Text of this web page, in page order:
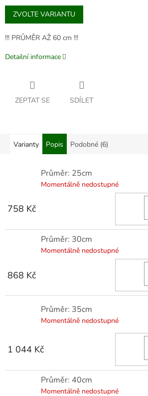
Měrná
cena:
ZVOLTE VARIANTU
!!! PRŮMĚR AŽ 60 cm !!!
Detailní informace
ZEPTAT SE SDÍLET
Varianty Popis Podobné (6)
Průměr: 25cm
Momentálně nedostupné
758 Kč
Průměr: 30cm
Momentálně nedostupné
868 Kč
Průměr: 35cm
Momentálně nedostupné
1 044 Kč
Průměr: 40cm
Momentálně nedostupné